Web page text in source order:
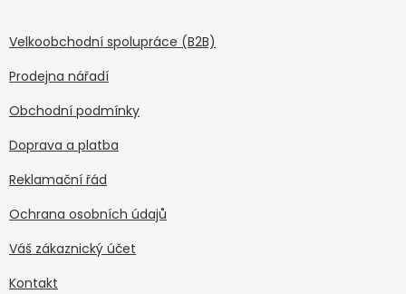
Velkoobchodní spolupráce (B2B)
Prodejna nářadí
Obchodní podmínky
Doprava a platba
Reklamační řád
Ochrana osobních údajů
Váš zákaznický účet
Kontakt